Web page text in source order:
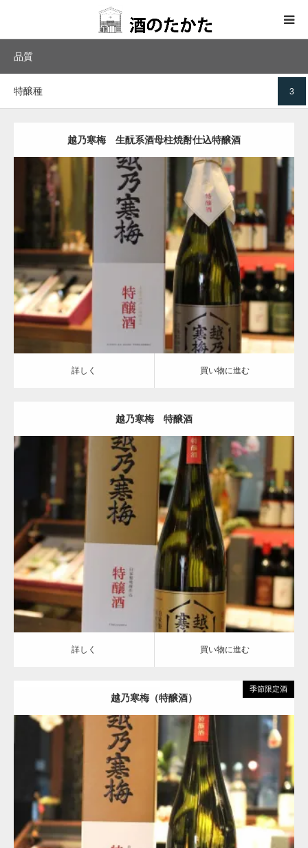
品質
3
特醸種
越乃寒梅 生酛系酒母柱焼酎仕込特醸酒
Update: 2019.07.05
特醸種 越乃寒梅
詳しく
詳しく 買い物に進む
越乃寒梅 特醸酒
Update: 2019.06.27
特醸種 越乃寒梅
詳しく
詳しく 買い物に進む
越乃寒梅（特醸酒）
季節限定酒
Update: 2021.03.31
特醸種 越乃寒梅
取引蔵元
お問い合わせ
特定商法
取扱商品
インスタグラム